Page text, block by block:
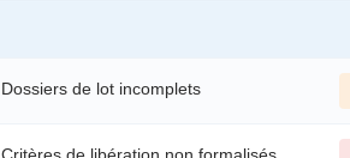
Dossiers de lot incomplets